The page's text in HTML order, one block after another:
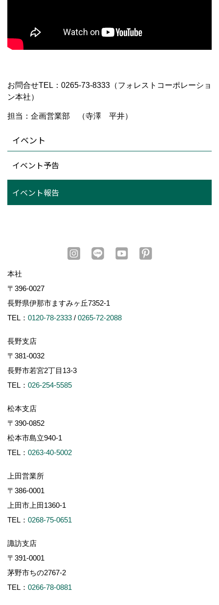
お問合せTEL：0265-73-8333（フォレストコーポレーショ
ン本社）
担当：企画営業部 （寺澤 平井）
イベント
イベント予告
イベント報告
本社
〒396-0027
長野県伊那市ますみヶ丘7352-1
TEL： 0120-78-2333 / 0265-72-2088
長野支店
〒381-0032
長野市若宮2丁目13-3
TEL： 026-254-5585
松本支店
〒390-0852
松本市島立940-1
TEL： 0263-40-5002
上田営業所
〒386-0001
上田市上田1360-1
TEL： 0268-75-0651
諏訪支店
〒391-0001
茅野市ちの2767-2
TEL： 0266-78-0881